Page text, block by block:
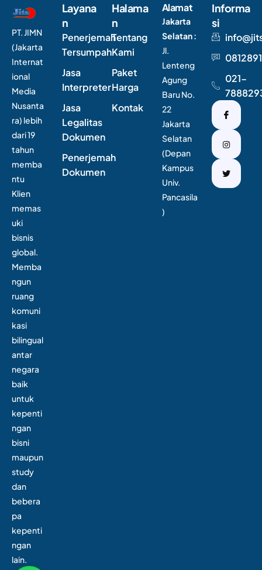
PT. JIMN
(Jakarta
Internat
ional
Media
Nusanta
ra) lebih
dari 19
tahun
memba
ntu
Klien
memas
uki
bisnis
global.
Memba
ngun
ruang
komuni
kasi
bilingual
antar
negara
baik
untuk
kepenti
ngan
bisni
maupun
study
dan
bebera
pa
kepenti
ngan
lain.
Layana
n
Penerjemah
Tersumpah
Jasa
Interpreter
Jasa
Legalitas
Dokumen
Penerjemah
Dokumen
Halama
n
Tentang
Kami
Paket
Harga
Kontak
Alamat
Jakarta
Selatan :
Jl.
Lenteng
Agung
Baru No.
22
Jakarta
Selatan
(Depan
Kampus
Univ.
Pancasila
)
Informa
si
021-